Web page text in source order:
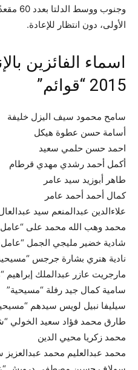
الأولى، دون انتظار للإعادة.
اسماء الفائزين
2015 “قوائم”
سامح محمود سيف اليزل خليفة
أسامة حسن عطوة هيكل
احمد حسن حلمي سعيد
أكمل أحمد رشدي مهدي قرطام
طاهر أبوزيد سيد عامر
كمال أحمد أحمد عامر
علاءالدين عبدالمنعم سيد
محمد وهب الله محمد على
شادية خضير مليجي الجمل
نادية هنري بشارة جرجس
مارجريت عازر عبدالملك إبراهيم
سامية كمال جيد رفلة “مسيحية”
سيليفا نبيل لويس سيدهم
طارق محمد فؤاد سعيد الخولي
محمد زكريا محيي الدين
محمد عبدالعليم محمد عبدالعزيز